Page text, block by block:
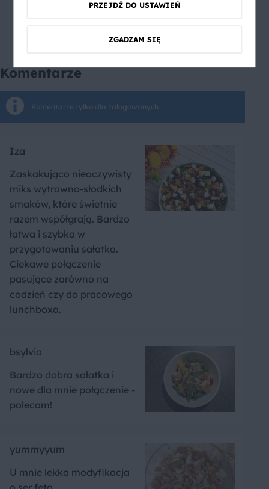
Komentarze
Komentarze tylko dla zalogowanych
Iza
Zaskakująco nieoczywisty
miks wytrawno-słodkich
smaków, które świetnie
razem współgrają. Bardzo
łatwa i szybka w
przygotowaniu sałatka.
Ciekawe połączenie
pasujące zarówno na
codzień czy do pracowego
lunchboxa.
bsylvia
Bardzo dobra sałatka i
nowe dla mnie połączenie -
polecam!
yummyyum
U mnie lekka modyfikacja
PRZEJDŹ DO USTAWIEŃ
ZGADZAM SIĘ